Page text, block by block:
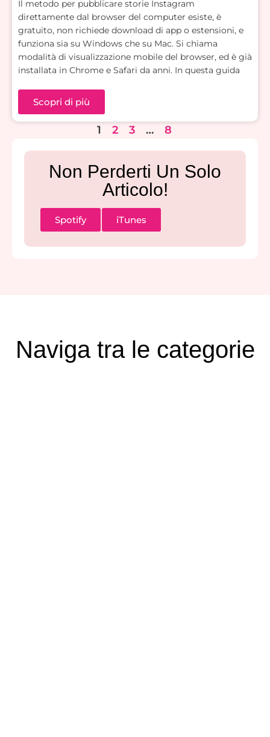
Il metodo per pubblicare storie Instagram
direttamente dal browser del computer esiste, è
gratuito, non richiede download di app o estensioni, e
funziona sia su Windows che su Mac. Si chiama
modalità di visualizzazione mobile del browser, ed è già
installata in Chrome e Safari da anni. In questa guida
Scopri di più
1 2 3 … 8
Non Perderti Un Solo
Articolo!
Spotify iTunes
Naviga tra le categorie